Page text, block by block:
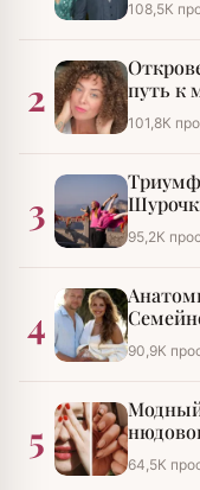
108,5К
2
путь к
101,8К
3
95,2К
4
90,9К
5
стразами
64,5К